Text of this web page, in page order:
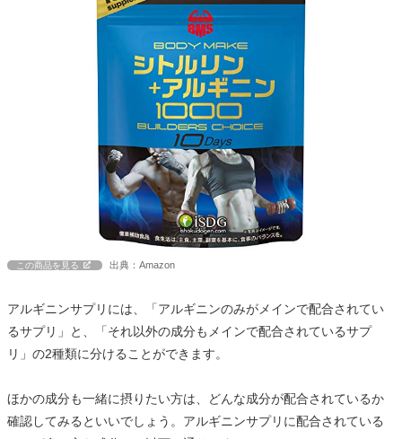
この商品を見る 出典：Amazon
アルギニンサプリには、「アルギニンのみがメインで配合されてい
るサプリ」と、「それ以外の成分もメインで配合されているサプ
リ」の2種類に分けることができます。
ほかの成分も一緒に摂りたい方は、どんな成分が配合されているか
確認してみるといいでしょう。アルギニンサプリに配合されている